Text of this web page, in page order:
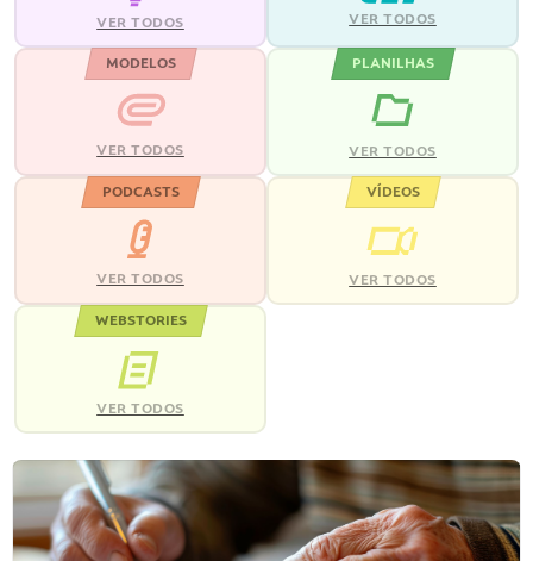
VER TODOS VER TODOS
MODELOS
VER TODOS
PLANILHAS
VER TODOS
PODCASTS
VER TODOS
VÍDEOS
VER TODOS
WEBSTORIES
VER TODOS